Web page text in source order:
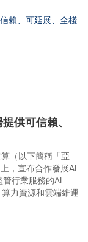
供可信賴、
（以下簡稱「亞
，宣布合作發展AI
行業服務的AI
力資源和雲端維運